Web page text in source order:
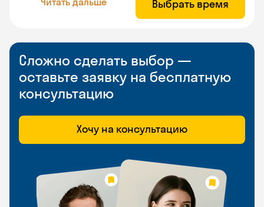
Выбрать время
Сложно сделать выбор —
оставьте заявку на бесплатную
консультацию
Хочу на консультацию